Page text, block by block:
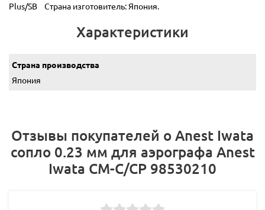
Plus/SB Страна изготовитель: Япония.
Характеристики
Страна производства
Япония
Отзывы покупателей о Anest Iwata
сопло 0.23 мм для аэрографа Anest
Iwata CM-C/CP 98530210